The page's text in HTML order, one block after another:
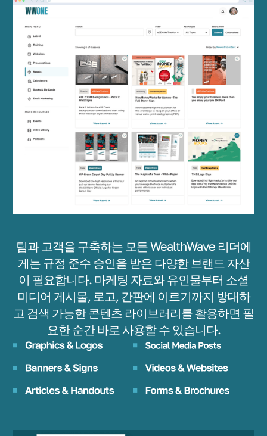
팀과 고객을 구축하는 모든 WealthWave 리더에
게는 규정 준수 승인을 받은 다양한 브랜드 자산
이 필요합니다. 마케팅 자료와 유인물부터 소셜
미디어 게시물, 로고, 간판에 이르기까지 방대하
고 검색 가능한 콘텐츠 라이브러리를 활용하면 필
요한 순간 바로 사용할 수 있습니다.